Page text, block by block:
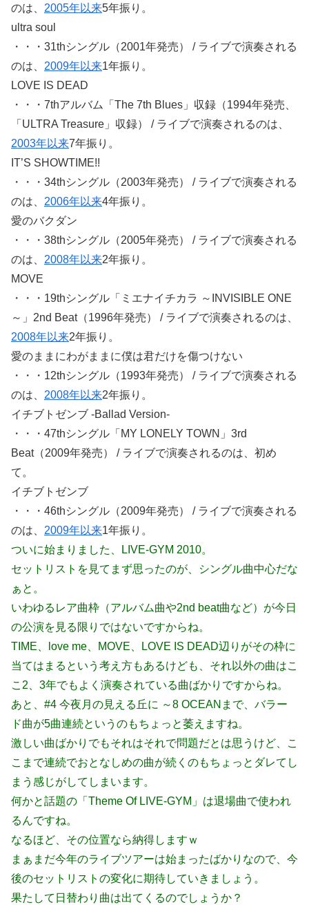
のは、 2005年以来5年振り。
ultra soul
・・・31thシングル（2001年発売） / ライブで演奏される
のは、 2009年以来1年振り。
LOVE IS DEAD
・・・7thアルバム「The 7th Blues」収録（1994年発売、
「ULTRA Treasure」収録） / ライブで演奏されるのは、
2003年以来7年振り。
IT’S SHOWTIME!!
・・・34thシングル（2003年発売） / ライブで演奏される
のは、 2006年以来4年振り。
愛のバクダン
・・・38thシングル（2005年発売） / ライブで演奏される
のは、 2008年以来2年振り。
MOVE
・・・19thシングル「ミエナイチカラ ～INVISIBLE ONE
～」2nd Beat（1996年発売） / ライブで演奏されるのは、
2008年以来2年振り。
愛のままにわがままに僕は君だけを傷つけない
・・・12thシングル（1993年発売） / ライブで演奏される
のは、 2008年以来2年振り。
イチブトゼンブ -Ballad Version-
・・・47thシングル「MY LONELY TOWN」3rd
Beat（2009年発売） / ライブで演奏されるのは、初め
て。
イチブトゼンブ
・・・46thシングル（2009年発売） / ライブで演奏される
のは、 2009年以来1年振り。
ついに始まりました、LIVE-GYM 2010。
セットリストを見てまず思ったのが、シングル曲中心だな
ぁと。
いわゆるレア曲枠（アルバム曲や2nd beat曲など）が今日
の公演を見る限りではないですからね。
TIME、love me、MOVE、LOVE IS DEAD辺りがその枠に
当てはまるという考え方もあるけども、それ以外の曲はこ
こ2、3年でもよく演奏されている曲ばかりですからね。
あと、#4 今夜月の見える丘に ～8 OCEANまで、バラー
ド曲が5曲連続というのもちょっと萎えますね。
激しい曲ばかりでもそれはそれで問題だとは思うけど、こ
こまで連続でおとなしめの曲が続くのもちょっとダレてし
まう感じがしてしまいます。
何かと話題の「Theme Of LIVE-GYM」は退場曲で使われ
るんですね。
なるほど、その位置なら納得しますｗ
まぁまだ今年のライブツアーは始まったばかりなので、今
後のセットリストの変化に期待していきましょう。
果たして日替わり曲は出てくるのでしょうか？